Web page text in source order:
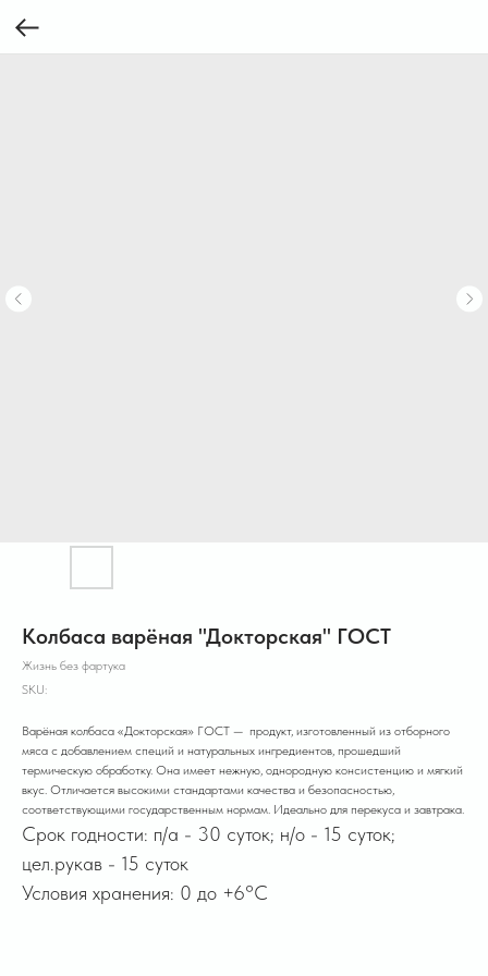
Колбаса варёная "Докторская" ГОСТ
Жизнь без фартука
SKU:
Варёная колбаса «Докторская» ГОСТ — продукт, изготовленный из отборного
мяса с добавлением специй и натуральных ингредиентов, прошедший
термическую обработку. Она имеет нежную, однородную консистенцию и мягкий
вкус. Отличается высокими стандартами качества и безопасностью,
соответствующими государственным нормам. Идеально для перекуса и завтрака.
Срок годности: п/а - 30 суток; н/о - 15 суток;
цел.рукав - 15 суток
Условия хранения: 0 до +6°C